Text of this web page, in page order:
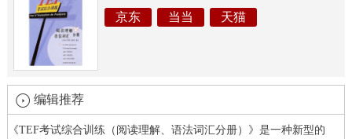
京东 当当 天猫
编辑推荐
《TEF考试综合训练（阅读理解、语法词汇分册）》是一种新型的